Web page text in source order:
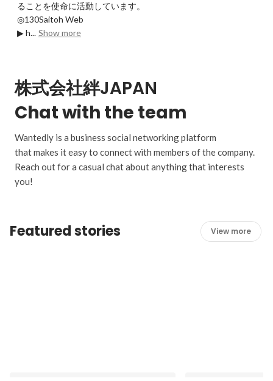
ることを使命に活動しています。
◎130Saitoh Web
▶ h... Show more
株式会社絆JAPAN
Chat with the team
Wantedly is a business social networking platform
that makes it easy to connect with members of the company.
Reach out for a casual chat about anything that interests
you!
Featured stories View more